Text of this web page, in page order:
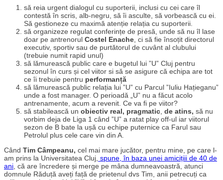
să reia urgent dialogul cu suporterii, inclusi cu cei care îl
contestă în scris, alb-negru, să îi asculte, să vorbească cu ei.
Să gestioneze cu maximă atenție relația cu suporterii.
să organizeze regulat conferințe de presă, unde să nu îl lase
doar pe antrenorul Costel Enache , ci să fie însoțit directorul
executiv, sportiv sau de purtătorul de cuvânt al clubului
(trebuie numit rapid unul)
să lămurească public care e bugetul lui ”U” Cluj pentru
sezonul în curs și cel viitor si să se asigure că echipa are tot
ce îi trebuie pentru performanță
să lămurească public relația lui ”U” cu Parcul ”Iuliu Hațieganu”
unde a fost manager. O perioadă „U” nu a făcut acolo
antrenamente, acum a revenit. Ce va fi pe viitor?
să stabilească un obiectiv real, pragmatic de atins, să nu
vorbim deja de Liga 1 când ”U” a ratat play off-ul iar viitorul
sezon de B bate la ușă cu echipe puternice ca Farul sau
Petrolul plus cele care vin din A.
Când Tim Câmpeanu, cel mai mare jucător, pentru mine, pe care l-
am prins la Universitatea Cluj, spune, în baza unei amicițiii de 40 de
ani , că are încredere și merge pe mâna dumneavoastră, atunci
domnule Răduță aveți față de prietenul dvs Tim, anii petrecuți ca